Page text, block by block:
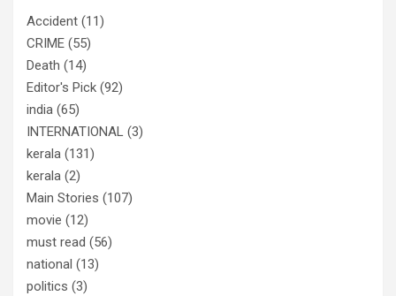
Accident (11)
CRIME (55)
Death (14)
Editor's Pick (92)
india (65)
INTERNATIONAL (3)
kerala (131)
kerala (2)
Main Stories (107)
movie (12)
must read (56)
national (13)
politics (3)